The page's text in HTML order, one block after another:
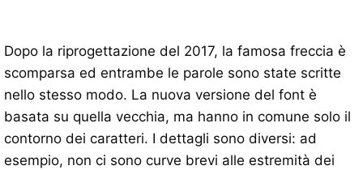
Dopo la riprogettazione del 2017, la famosa freccia è
scomparsa ed entrambe le parole sono state scritte
nello stesso modo. La nuova versione del font è
basata su quella vecchia, ma hanno in comune solo il
contorno dei caratteri. I dettagli sono diversi: ad
esempio, non ci sono curve brevi alle estremità dei